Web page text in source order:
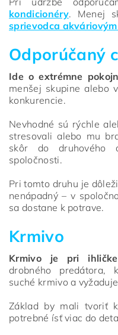
kondicionéry. Menej
sprievodca
Odporúčaný
Ide o extrémne
menšej skupine alebo
konkurencie.
Nevhodné sú rýchle
stresovali alebo mu
skôr do druhového
spoločnosti.
Pri tomto druhu je
nenápadný – v
sa dostane k potrave.
Krmivo
Krmivo je pri
drobného predátora,
suché krmivo a
Základ by mali tvoriť
potrebné ísť viac do